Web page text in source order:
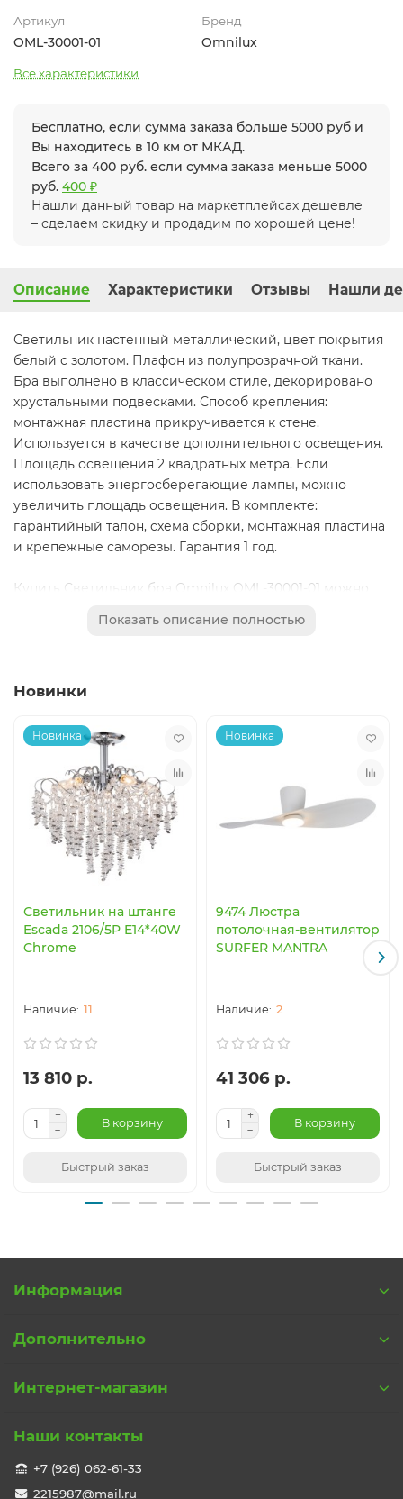
Артикул
OML-30001-01
Бренд
Omnilux
Все характеристики
Бесплатно, если сумма заказа больше 5000 руб и
Вы находитесь в 10 км от МКАД.
Всего за 400 руб. если сумма заказа меньше 5000
руб. 400 ₽
Нашли данный товар на маркетплейсах дешевле
– сделаем скидку и продадим по хорошей цене!
Описание Характеристики Отзывы Нашли
Светильник настенный металлический, цвет покрытия
белый с золотом. Плафон из полупрозрачной ткани.
Бра выполнено в классическом стиле, декорировано
хрустальными подвесками. Способ крепления:
монтажная пластина прикручивается к стене.
Используется в качестве дополнительного освещения.
Площадь освещения 2 квадратных метра. Если
использовать энергосберегающие лампы, можно
увеличить площадь освещения. В комплекте:
гарантийный талон, схема сборки, монтажная пластина
и крепежные саморезы. Гарантия 1 год.
Купить Светильник бра Omnilux OML-30001-01 можно
корзину или позвонить нам по тел.: (495) 133-92-80 или
наш интернет-магазин осуществляет бесплатную
момента заказа! Оплатить товар также очень просто -
по предоплате по безналичному расчету.
Купить Светильник бра Omnilux OML-30001-01 в
интернет магазине Svetidom.ru очень просто —
достаточно лишь определиться с его количеством и
положить товар в корзину. Вы можете корректировать
вашему желанию.
Показать описание полностью
Новинки
Новинка
Светильник на штанге
Escada 2106/5P E14*40W
Chrome
11
13 810 р.
В корзину
Быстрый заказ
Новинка
9474 Люстра
потолочная-вентилятор
SURFER MANTRA
2
41 306 р.
В корзину
Быстрый заказ
Информация
Дополнительно
Интернет-магазин
Наши контакты
+7 (926) 062-61-33
2215987@mail.ru